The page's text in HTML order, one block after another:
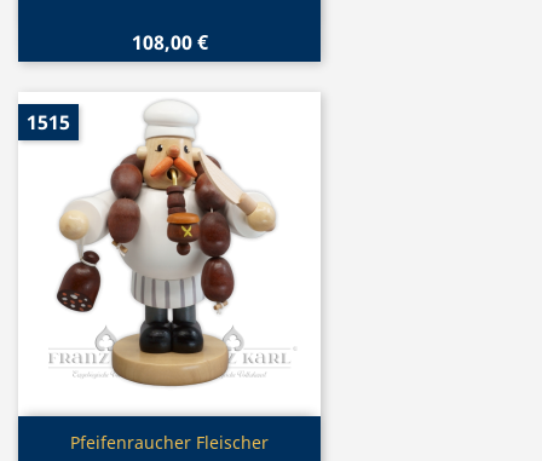
108,00 €
Vorschau
Pfeifenraucher Fleischer
1515